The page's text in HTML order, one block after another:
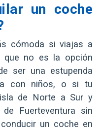
un coche
cómoda si viajas a
que no es la opción
ser una estupenda
con niños, o si tu
de Norte a Sur y
Fuerteventura sin
un coche en